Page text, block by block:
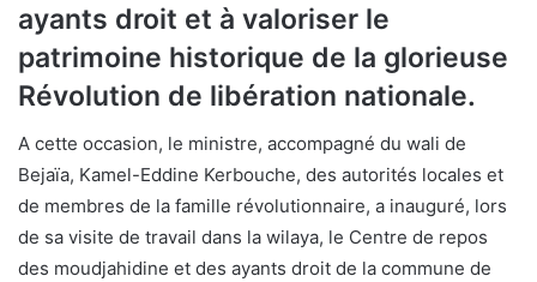
ayants droit et à valoriser le
patrimoine historique de la glorieuse
Révolution de libération nationale.
A cette occasion, le ministre, accompagné du wali de
Bejaïa, Kamel-Eddine Kerbouche, des autorités locales et
de membres de la famille révolutionnaire, a inauguré, lors
de sa visite de travail dans la wilaya, le Centre de repos
des moudjahidine et des ayants droit de la commune de